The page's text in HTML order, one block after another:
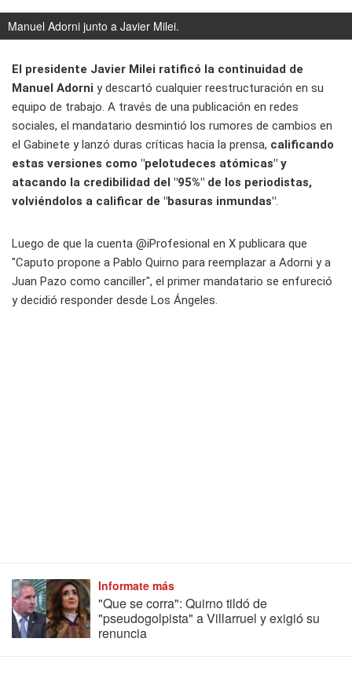
Manuel Adorni junto a Javier Milei.
El presidente Javier Milei ratificó la continuidad de
Manuel Adorni y descartó cualquier reestructuración en su
equipo de trabajo. A través de una publicación en redes
sociales, el mandatario desmintió los rumores de cambios en
el Gabinete y lanzó duras críticas hacia la prensa, calificando
estas versiones como "pelotudeces atómicas" y
atacando la credibilidad del "95%" de los periodistas,
volviéndolos a calificar de "basuras inmundas".
Luego de que la cuenta @iProfesional en X publicara que
"Caputo propone a Pablo Quirno para reemplazar a Adorni y a
Juan Pazo como canciller", el primer mandatario se enfureció
y decidió responder desde Los Ángeles.
Informate más
"Que se corra": Quirno tildó de
"pseudogolpista" a Villarruel y exigió su
renuncia